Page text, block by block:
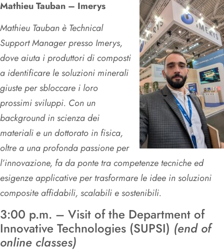
Mathieu Tauban – Imerys
Mathieu Tauban è Technical
Support Manager presso Imerys,
dove aiuta i produttori di composti
a identificare le soluzioni minerali
giuste per sbloccare i loro
prossimi sviluppi. Con un
background in scienza dei
materiali e un dottorato in fisica,
oltre a una profonda passione per
l’innovazione, fa da ponte tra competenze tecniche ed
esigenze applicative per trasformare le idee in soluzioni
composite affidabili, scalabili e sostenibili.
3:00 p.m. – Visit of the Department of
Innovative Technologies (SUPSI) (end of
online classes)